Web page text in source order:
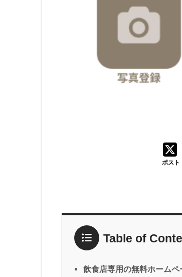
ポスト
Table of
飲食店専用の無料ホームペ